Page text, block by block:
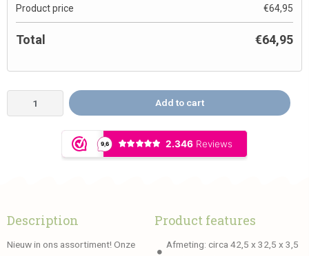
Product price €64,95
Total €64,95
Add to cart
Description
Nieuw in ons assortiment! Onze
Product features
Afmeting: circa 42,5 x 32,5 x 3,5